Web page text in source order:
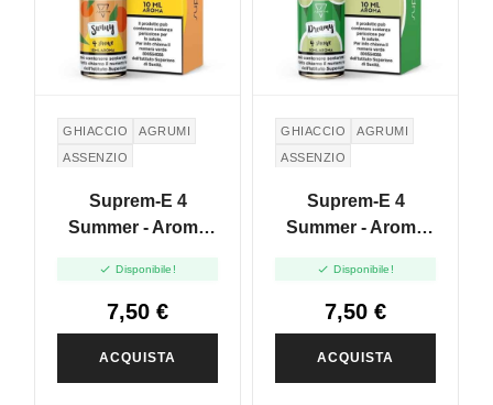
GHIACCIO
AGRUMI
ASSENZIO
Suprem-E 4
Summer - Aroma
 Disponibile!
7,50 €
ACQUISTA
GHIACCIO
AGRUMI
ASSENZIO
Suprem-E 4
Summer - Aroma
 Disponibile!
7,50 €
ACQUISTA